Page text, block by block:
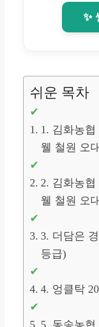
✨
쉬운 목차
1. 김화농협
웰 철원 오
2. 김화농협
웰 철원 오
3. 더담은
등급)
4. 엉클탁